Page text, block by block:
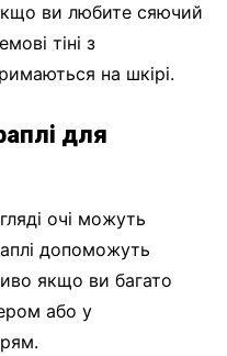
ви любите сяючий
тіні з
на шкірі.
для
очі можуть
допоможуть
якщо ви багато
або у